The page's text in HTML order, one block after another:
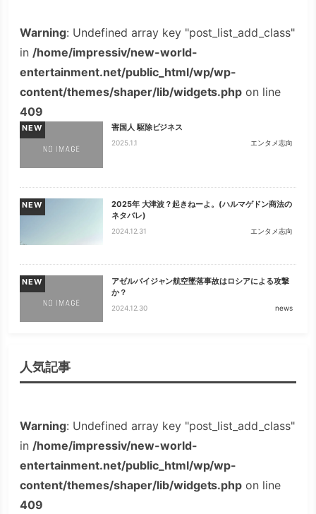
Warning: Undefined array key "post_list_add_class"
in /home/impressiv/new-world-
entertainment.net/public_html/wp/wp-
content/themes/shaper/lib/widgets.php on line
409
NEW 害国人 駆除ビジネス
2025.1.1 エンタメ志向
NEW
2025年 大津波？起きねーよ。(ハルマゲドン商法の
ネタバレ)
2024.12.31 エンタメ志向
NEW
アゼルバイジャン航空墜落事故はロシアによる攻撃
か？
2024.12.30 news
人気記事
Warning: Undefined array key "post_list_add_class"
in /home/impressiv/new-world-
entertainment.net/public_html/wp/wp-
content/themes/shaper/lib/widgets.php on line
409